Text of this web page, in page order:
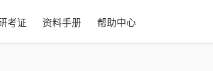
考证 资料手册 帮助中心